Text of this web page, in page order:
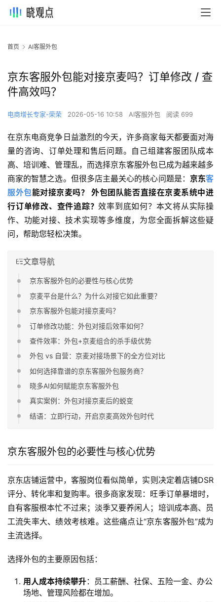
首页 AI客服外包
京东客服外包能对接京麦吗？订单修改 / 查
件高效吗？
电商增长专家-荣荣 2026-05-16 10:58 AI客服外包 阅读 699
在京东电商竞争日益激烈的今天，许多商家每天都要面对海
量的咨询、订单处理和售后问题。自己组建客服团队成本
高、培训难、管理乱，而选择京东客服外包已成为越来越多
商家的智慧之选。但很多店主最关心的核心问题是： 京东客
服外包能对接京麦吗？ 外包团队能否直接在京麦系统中进
行订单修改、查件追踪？效率到底如何？本文将从实际操
作、功能对接、技术实现等多维度，为您全面拆解这些疑
问，帮助您轻松决策。
文章导航
京东客服外包的必要性与核心优势
京麦平台是什么？为什么对接它如此重要？
京东客服外包能对接京麦吗？
订单修改功能：外包对接后效率如何？
查件效率：外包+京麦组合的杀手级优势
外包 vs 自营：京麦对接场景下的全方位对比
如何选择靠谱的京东客服外包服务商？
晓多AI如何赋能京东客服外包
真实案例：外包对接京麦后的蜕变
结语：立即行动，开启京麦高效外包时代
京东客服外包的必要性与核心优势
京东店铺运营中，客服岗位看似简单，实则决定着店铺DSR
评分、转化率和复购率。很多商家发现：旺季订单暴增时，
自有客服根本忙不过来；淡季又要养闲人；培训成本高、员
工流失率大、绩效考核难。这些痛点让“京东客服外包”成为
主流选择。
选择外包的主要原因包括：
用人成本持续攀升：员工薪酬、社保、五险一金、办公
场地、管理风险都在增加。